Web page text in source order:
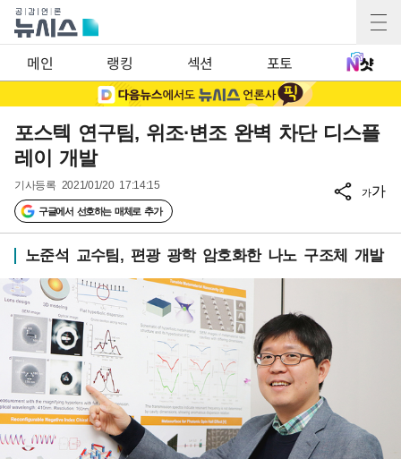
메인 랭킹 섹션 포토
포스텍 연구팀, 위조·변조 완벽 차단 디스플
레이 개발
기사등록 2021/01/20 17:14:15
구글에서 선호하는 매체로 추가
가가
노준석 교수팀, 편광 광학 암호화한 나노 구조체 개발